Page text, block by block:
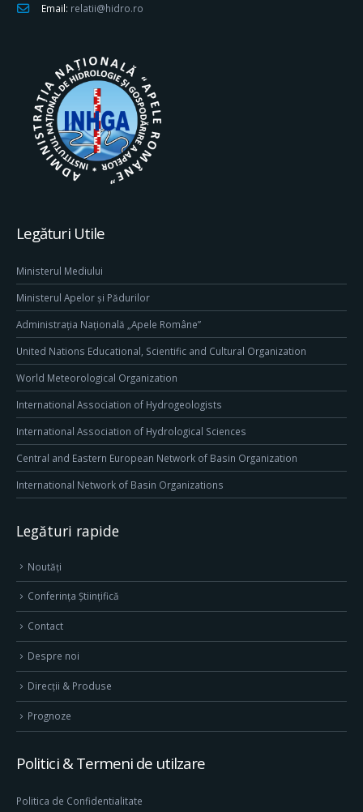
Email: relatii@hidro.ro
Legături Utile
Ministerul Mediului
Ministerul Apelor și Pădurilor
Administrația Națională „Apele Române”
United Nations Educational, Scientific and Cultural Organization
World Meteorological Organization
International Association of Hydrogeologists
International Association of Hydrological Sciences
Central and Eastern European Network of Basin Organization
International Network of Basin Organizations
Legături rapide
Noutăți
Conferința Științifică
Contact
Despre noi
Direcţii & Produse
Prognoze
Politici & Termeni de utilzare
Politica de Confidentialitate